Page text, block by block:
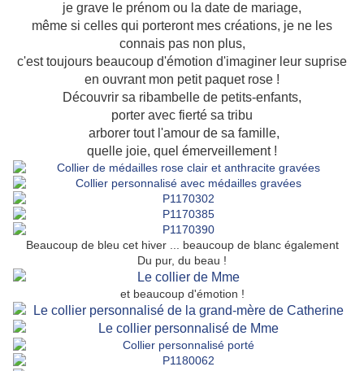
je grave le prénom ou la date de mariage,
même si celles qui porteront mes créations, je ne les
connais pas non plus,
c'est toujours beaucoup d'émotion d'imaginer leur suprise
en ouvrant mon petit paquet rose !
Découvrir sa ribambelle de petits-enfants,
porter avec fierté sa tribu
arborer tout l'amour de sa famille,
quelle joie, quel émerveillement !
Beaucoup de bleu cet hiver ... beaucoup de blanc également
Du pur, du beau !
et beaucoup d'émotion !